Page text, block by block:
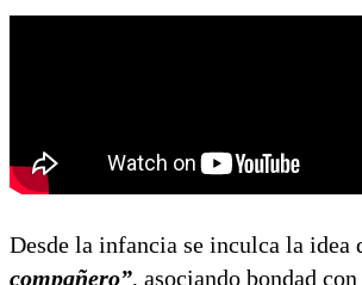
Desde la infancia se inculca la idea
compañero”, asociando bondad